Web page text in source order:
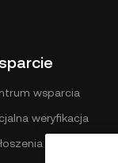
wsparcia
weryfikacja